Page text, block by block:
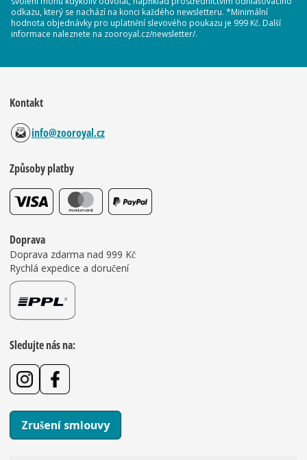
odkazu, který se nachází na konci každého newsletteru. *Minimální
hodnota objednávky pro uplatnění slevového poukazu je 999 Kč. Další
informace naleznete na zooroyal.cz/newsletter/.
Kontakt
info@zooroyal.cz
Způsoby platby
Doprava
Doprava zdarma nad 999 Kč
Rychlá expedice a doručení
Sledujte nás na:
Zrušení smlouvy